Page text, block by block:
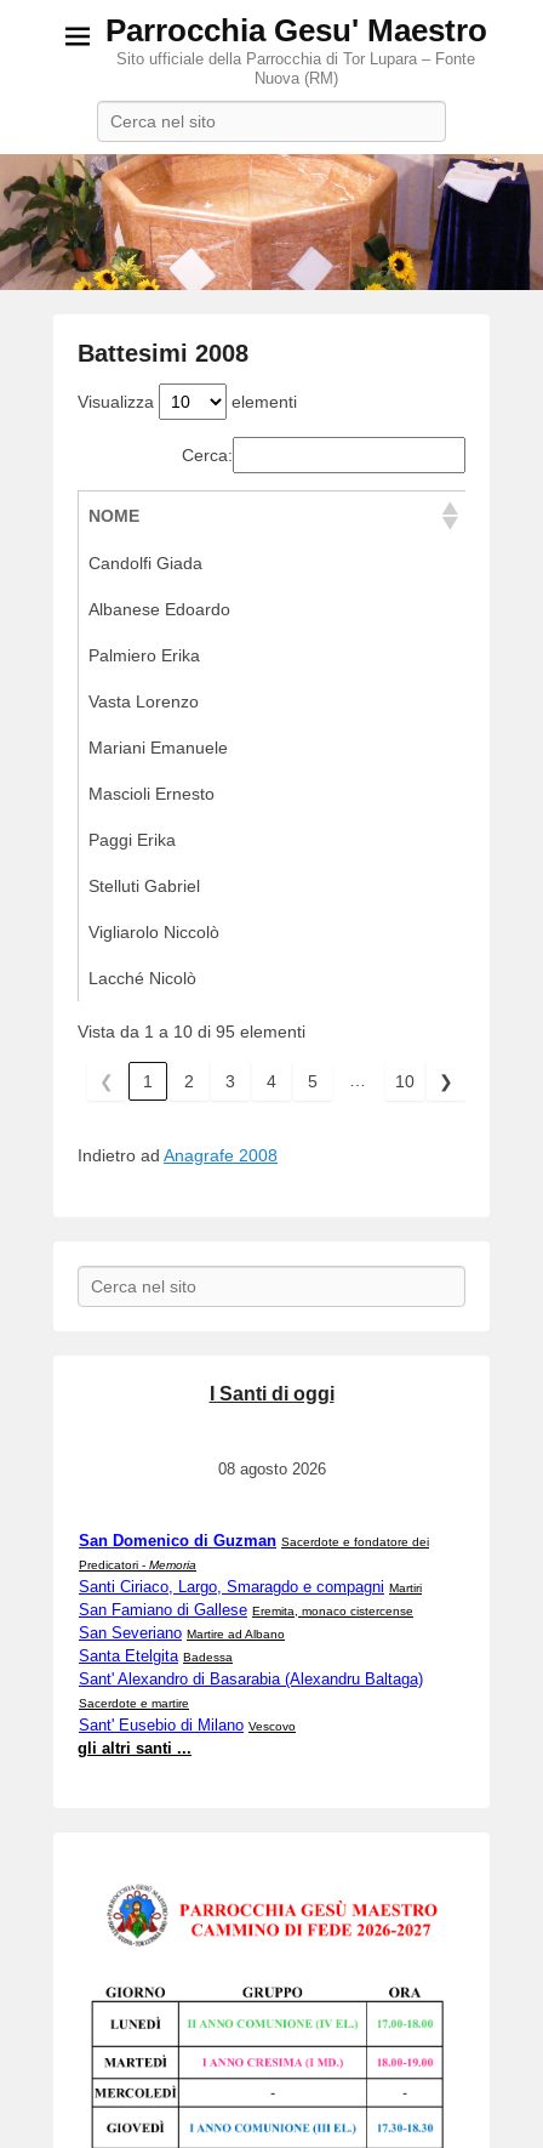
Parrocchia Gesu' Maestro
Sito ufficiale della Parrocchia di Tor Lupara – Fonte
Nuova (RM)
Battesimi 2008
e
w
m
a
Visualizza elementi
Cerca:
NOME
Candolfi Giada
Albanese Edoardo
Palmiero Erika
Vasta Lorenzo
Mariani Emanuele
Mascioli Ernesto
Paggi Erika
Stelluti Gabriel
Vigliarolo Niccolò
Lacché Nicolò
Vista da 1 a 10 di 95 elementi
❮ 1 2 3 4 5 10 ❯
Indietro ad Anagrafe 2008
Search
I Santi di oggi
08 agosto 2026
San Domenico di Guzman Sacerdote e fondatore dei
Predicatori - Memoria
Santi Ciriaco, Largo, Smaragdo e compagni Martiri
San Famiano di Gallese Eremita, monaco cistercense
San Severiano Martire ad Albano
Santa Etelgita Badessa
Sant' Alexandro di Basarabia (Alexandru Baltaga)
Sacerdote e martire
Sant' Eusebio di Milano Vescovo
gli altri santi ...